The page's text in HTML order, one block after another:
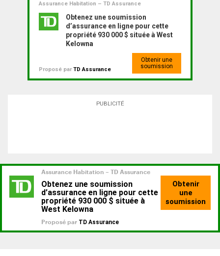
Assurance Habitation – TD Assurance
Obtenez une soumission
d’assurance en ligne pour cette
propriété 930 000 $ située à West
Kelowna
Proposé parTD Assurance
Obtenir une
soumission
PUBLICITÉ